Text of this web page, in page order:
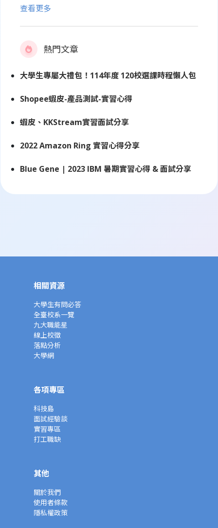
查看更多
熱門文章
大學生專屬大禮包！114年度 120校選課時程懶人包
Shopee蝦皮-產品測試-實習心得
蝦皮、KKStream實習面試分享
2022 Amazon Ring 實習心得分享
Blue Gene | 2023 IBM 暑期實習心得 & 面試分享
相關資源
大學生有問必答
全臺校系一覽
九大職能星
線上校徵
落點分析
大學網
各項專區
科技島
面試經驗談
實習專區
打工職缺
其他
關於我們
使用者條款
隱私權政策